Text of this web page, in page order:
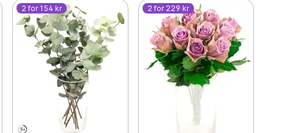
2 for 154 kr 2 for 229 kr